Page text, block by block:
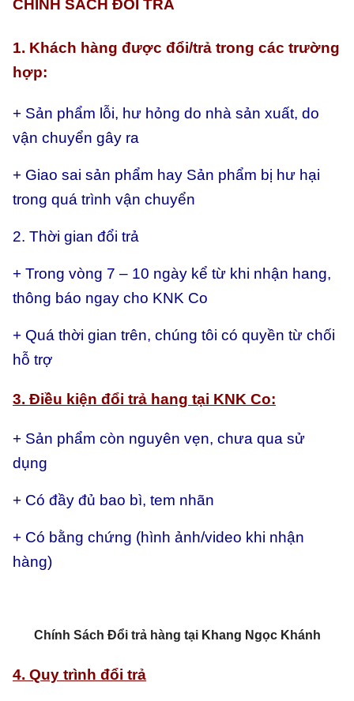
CHÍNH SÁCH ĐỔI TRẢ
1. Khách hàng được đổi/trả trong các trường
hợp:
+ Sản phẩm lỗi, hư hỏng do nhà sản xuất, do
vận chuyển gây ra
+ Giao sai sản phẩm hay Sản phẩm bị hư hại
trong quá trình vận chuyển
2. Thời gian đổi trả
+ Trong vòng 7 – 10 ngày kể từ khi nhận hang,
thông báo ngay cho KNK Co
+ Quá thời gian trên, chúng tôi có quyền từ chối
hỗ trợ
3. Điều kiện đổi trả hang tại KNK Co:
+ Sản phẩm còn nguyên vẹn, chưa qua sử
dụng
+ Có đầy đủ bao bì, tem nhãn
+ Có bằng chứng (hình ảnh/video khi nhận
hàng)
Chính Sách Đổi trả hàng tại Khang Ngọc Khánh
4. Quy trình đổi trả